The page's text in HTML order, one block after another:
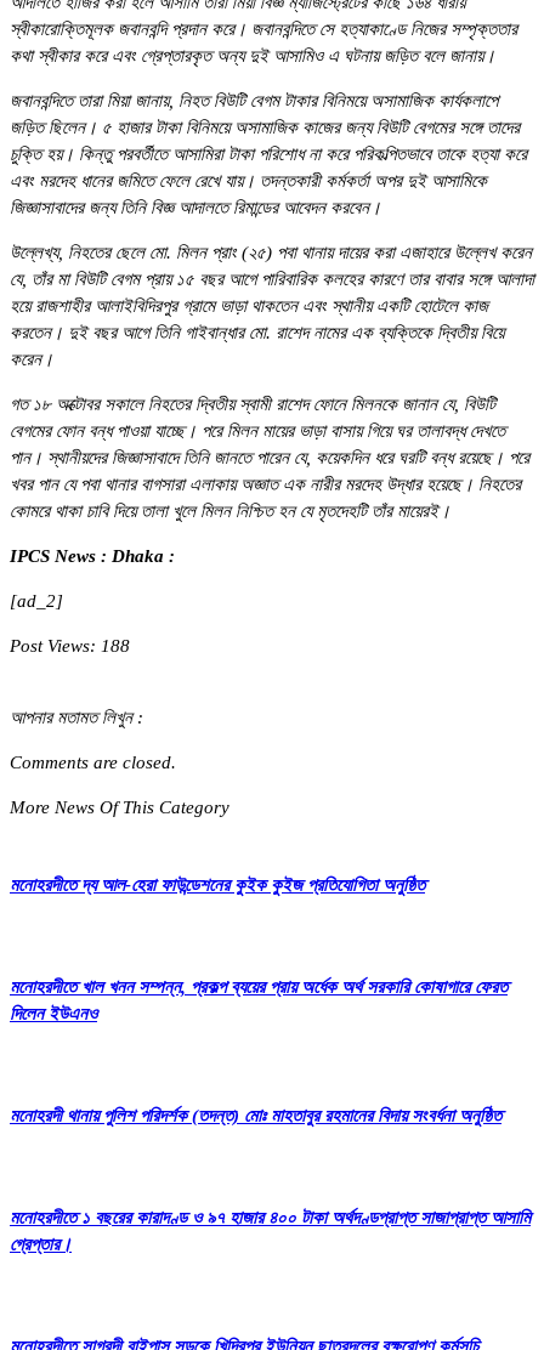
স্বীকারোক্তিমূলক জবানবন্দি প্রদান করে। জবানবন্দিতে সে হত্যাকাণ্ডে নিজের সম্পৃক্ততার
কথা স্বীকার করে এবং গ্রেপ্তারকৃত অন্য দুই আসামিও এ ঘটনায় জড়িত বলে জানায়।
জবানবন্দিতে তারা মিয়া জানায়, নিহত বিউটি বেগম টাকার বিনিময়ে অসামাজিক কার্যকলাপে
জড়িত ছিলেন। ৫ হাজার টাকা বিনিময়ে অসামাজিক কাজের জন্য বিউটি বেগমের সঙ্গে তাদের
চুক্তি হয়। কিন্তু পরবর্তীতে আসামিরা টাকা পরিশোধ না করে পরিকল্পিতভাবে তাকে হত্যা করে
এবং মরদেহ ধানের জমিতে ফেলে রেখে যায়। তদন্তকারী কর্মকর্তা অপর দুই আসামিকে
জিজ্ঞাসাবাদের জন্য তিনি বিজ্ঞ আদালতে রিমান্ডের আবেদন করবেন।
উল্লেখ্য, নিহতের ছেলে মো. মিলন প্রাং (২৫) পবা থানায় দায়ের করা এজাহারে উল্লেখ করেন
যে, তাঁর মা বিউটি বেগম প্রায় ১৫ বছর আগে পারিবারিক কলহের কারণে তার বাবার সঙ্গে আলাদা
হয়ে রাজশাহীর আলাইবিদিরপুর গ্রামে ভাড়া থাকতেন এবং স্থানীয় একটি হোটেলে কাজ
করতেন। দুই বছর আগে তিনি গাইবান্ধার মো. রাশেদ নামের এক ব্যক্তিকে দ্বিতীয় বিয়ে
করেন।
গত ১৮ অক্টোবর সকালে নিহতের দ্বিতীয় স্বামী রাশেদ ফোনে মিলনকে জানান যে, বিউটি
বেগমের ফোন বন্ধ পাওয়া যাচ্ছে। পরে মিলন মায়ের ভাড়া বাসায় গিয়ে ঘর তালাবদ্ধ দেখতে
পান। স্থানীয়দের জিজ্ঞাসাবাদে তিনি জানতে পারেন যে, কয়েকদিন ধরে ঘরটি বন্ধ রয়েছে। পরে
খবর পান যে পবা থানার বাগসারা এলাকায় অজ্ঞাত এক নারীর মরদেহ উদ্ধার হয়েছে। নিহতের
কোমরে থাকা চাবি দিয়ে তালা খুলে মিলন নিশ্চিত হন যে মৃতদেহটি তাঁর মায়েরই।
IPCS News : Dhaka :
[ad_2]
Post Views: 188
আপনার মতামত লিখুন :
Comments are closed.
More News Of This Category
মনোহরদীতে দ্য আল-হেরা ফাউন্ডেশনের কুইক কুইজ প্রতিযোগিতা অনুষ্ঠিত
মনোহরদীতে খাল খনন সম্পন্ন, প্রকল্প ব্যয়ের প্রায় অর্ধেক অর্থ সরকারি কোষাগারে ফেরত
দিলেন ইউএনও
মনোহরদী থানায় পুলিশ পরিদর্শক (তদন্ত) মোঃ মাহতাবুর রহমানের বিদায় সংবর্ধনা অনুষ্ঠিত
মনোহরদীতে ১ বছরের কারাদণ্ড ও ৯৭ হাজার ৪০০ টাকা অর্থদণ্ডপ্রাপ্ত সাজাপ্রাপ্ত আসামি
গ্রেপ্তার।